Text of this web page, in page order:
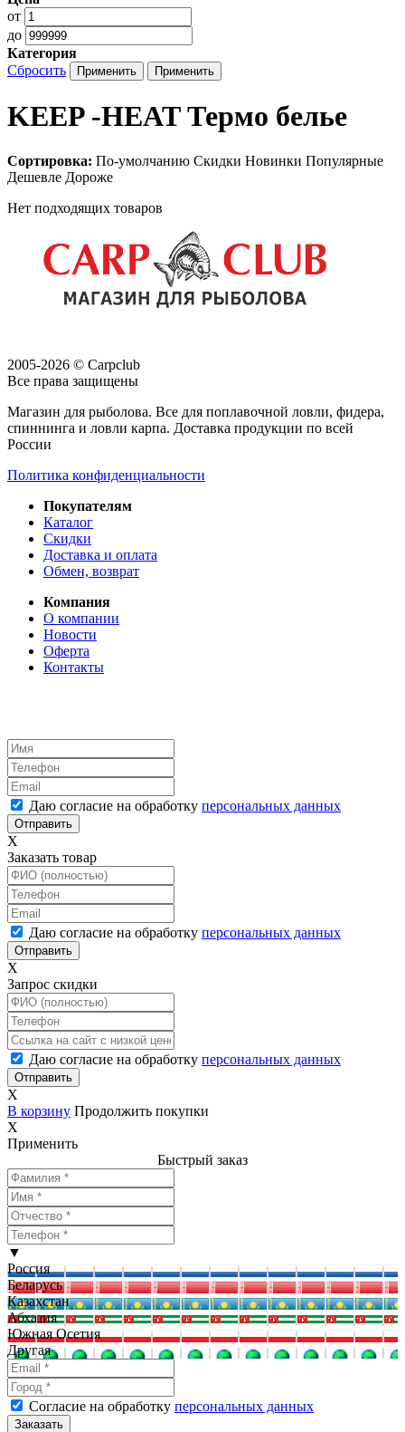
от
до
Категория
Сбросить
KEEP -HEAT Термо белье
Сортировка: По-умолчанию Скидки Новинки Популярные
Дешевле Дороже
Нет подходящих товаров
2005-2026 © Carpclub
Все права защищены
Магазин для рыболова. Все для поплавочной ловли, фидера,
спиннинга и ловли карпа. Доставка продукции по всей
России
Политика конфиденциальности
Покупателям
Каталог
Скидки
Доставка и оплата
Обмен, возврат
Компания
О компании
Новости
Оферта
Контакты
Даю согласие на обработку персональных данных
X
Заказать товар
Даю согласие на обработку персональных данных
X
Запрос скидки
Даю согласие на обработку персональных данных
X
В корзину Продолжить покупки
X
Применить
Быстрый заказ
▼
Россия
Беларусь
Казахстан
Абхазия
Южная Осетия
Другая
Согласие на обработку персональных данных